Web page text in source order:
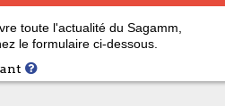
toute l'actualité du Sagamm,
le formulaire ci-dessous.